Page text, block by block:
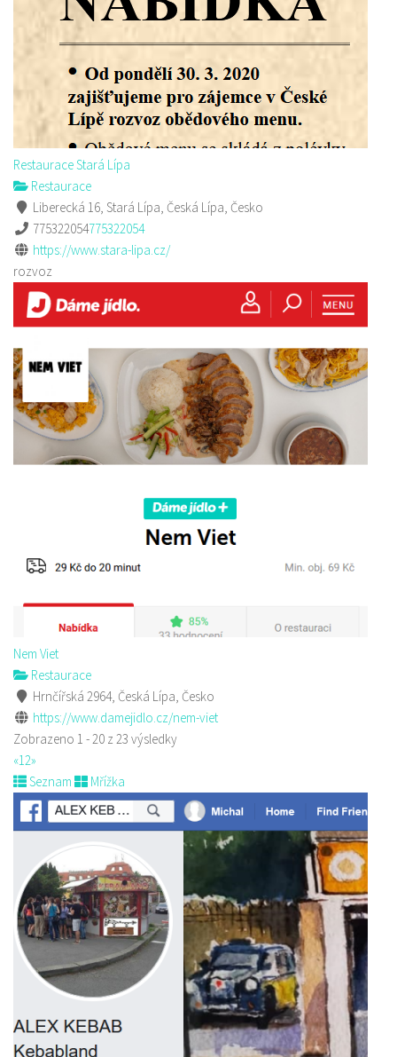
Restaurace Stará Lípa
Restaurace
Liberecká 16, Stará Lípa, Česká Lípa, Česko
775322054775322054
https://www.stara-lipa.cz/
rozvoz
Nem Viet
Restaurace
Hrnčířská 2964, Česká Lípa, Česko
https://www.damejidlo.cz/nem-viet
Zobrazeno 1 - 20 z 23 výsledky
«12»
Seznam
Mřížka